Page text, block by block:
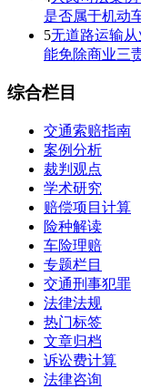
是否属于机动
5无道路运输
能免除商业三
综合栏目
交通索赔指南
案例分析
裁判观点
学术研究
赔偿项目计算
险种解读
车险理赔
专题栏目
交通刑事犯罪
法律法规
热门标签
文章归档
诉讼费计算
法律咨询